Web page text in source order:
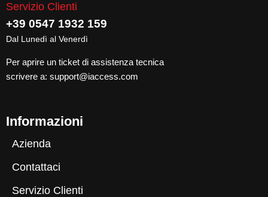
Servizio Clienti
+39 0547 1932 159
Dal Lunedì al Venerdì
Per aprire un ticket di assistenza tecnica
scrivere a: support@iaccess.com
Informazioni
Azienda
Contattaci
Servizio Clienti